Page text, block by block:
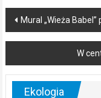
Post
navigation
Mural „Wieża
W
Ekologia